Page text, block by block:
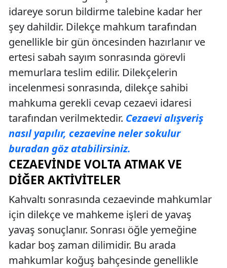
idareye sorun bildirme talebine kadar her
şey dahildir. Dilekçe mahkum tarafından
genellikle bir gün öncesinden hazırlanır ve
ertesi sabah sayım sonrasında görevli
memurlara teslim edilir. Dilekçelerin
incelenmesi sonrasında, dilekçe sahibi
mahkuma gerekli cevap cezaevi idaresi
tarafından verilmektedir. Cezaevi alışveriş
nasıl yapılır, cezaevine neler sokulur
buradan göz atabilirsiniz.
CEZAEVINDE VOLTA ATMAK VE
DIĞER AKTIVITELER
Kahvaltı sonrasında cezaevinde mahkumlar
için dilekçe ve mahkeme işleri de yavaş
yavaş sonuçlanır. Sonrası öğle yemeğine
kadar boş zaman dilimidir. Bu arada
mahkumlar koğuş bahçesinde genellikle